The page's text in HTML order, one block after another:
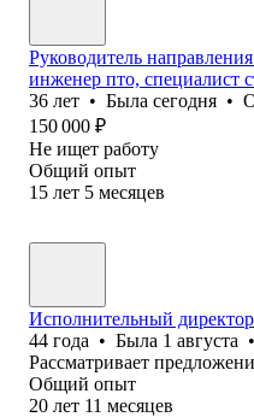
Руководитель
инженер пто, специалист
36 лет • Была сегодня •
150 000 ₽
Не ищет работу
Общий опыт
15 лет 5 месяцев
Исполнительный
44 года • Была 1 августа •
Рассматривает
Общий опыт
20 лет 11 месяцев